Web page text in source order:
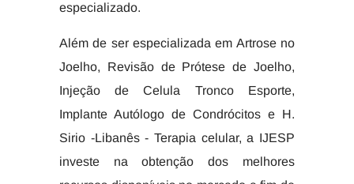
especializado.
Além de ser especializada em Artrose no
Joelho, Revisão de Prótese de Joelho,
Injeção de Celula Tronco Esporte,
Implante Autólogo de Condrócitos e H.
Sirio -Libanês - Terapia celular, a IJESP
investe na obtenção dos melhores